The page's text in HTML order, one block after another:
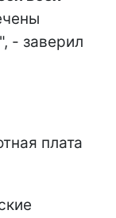
- заверил
плата